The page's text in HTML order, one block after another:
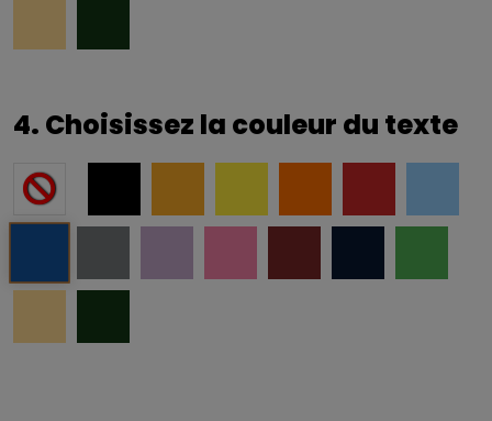
4. Choisissez la couleur du texte